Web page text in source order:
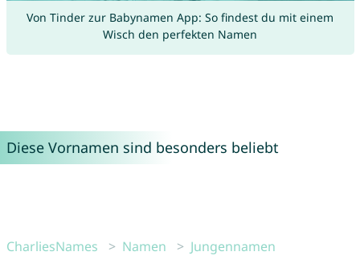
Von Tinder zur Babynamen App: So findest du mit einem
Wisch den perfekten Namen
Diese Vornamen sind besonders beliebt
CharliesNames Namen
Jungennamen